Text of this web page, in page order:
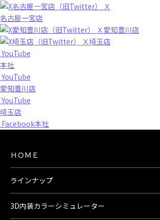
Ｘ
名古屋一宮店
Ｘ愛知豊川店
Ｘ埼玉店
YouTube
本社
YouTube
愛知豊川店
YouTube
埼玉店
Facebook本社
ＨＯＭＥ
ラインナップ
3D内装カラーシミュレーター